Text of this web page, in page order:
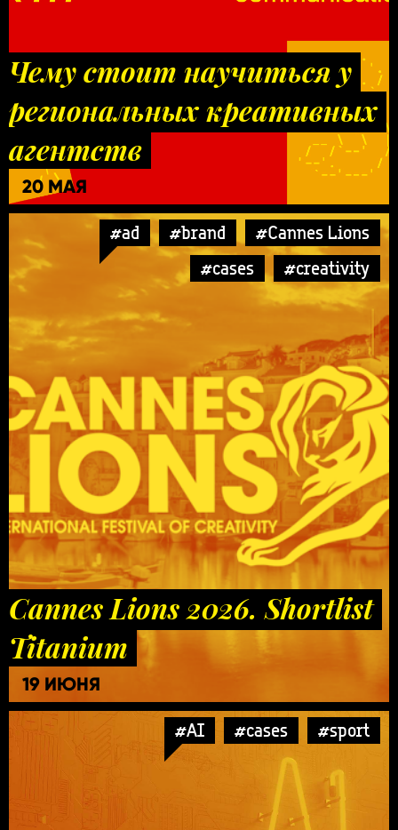
Чему стоит научиться у
региональных креативных
агентств
20 МАЯ
#ad #brand
#Cannes Lions
#cases
#creativity
Cannes Lions 2026. Shortlist
Titanium
19 ИЮНЯ
#AI #cases #sport